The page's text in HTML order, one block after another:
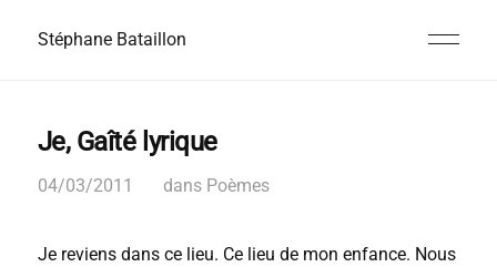
Stéphane Bataillon
Je, Gaîté lyrique
04/03/2011 dans Poèmes
Je reviens dans ce lieu. Ce lieu de mon enfance. Nous